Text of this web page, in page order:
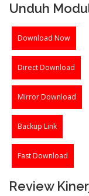
Unduh
Download Now
Direct Download
Mirror Download
Backup Link
Fast Download
Review